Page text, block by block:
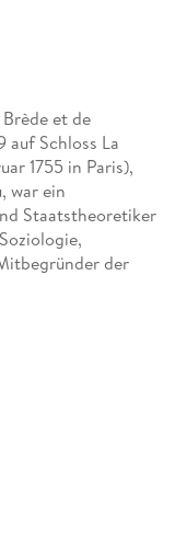
et de
auf Schloss La
1755 in Paris),
war ein
Staatstheoretiker
der
Autor
Debatten.